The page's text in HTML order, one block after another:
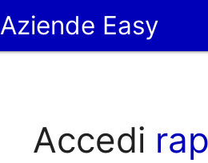
Aziende Easy
Accedi